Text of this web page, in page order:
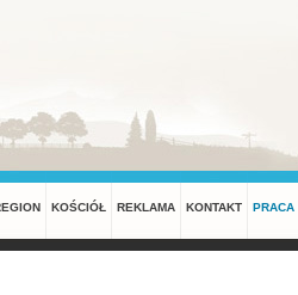
KOŚCIÓŁ REKLAMA KONTAKT PRACA